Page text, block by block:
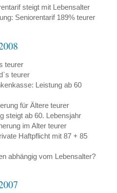
steigt mit Lebensalter
Seniorentarif 189% teurer
teurer
teurer
Leistung ab 60
für Ältere teurer
steigt ab 60. Lebensjahr
im Alter teurer
Haftpflicht mit 87 + 85
abhängig vom Lebensalter?